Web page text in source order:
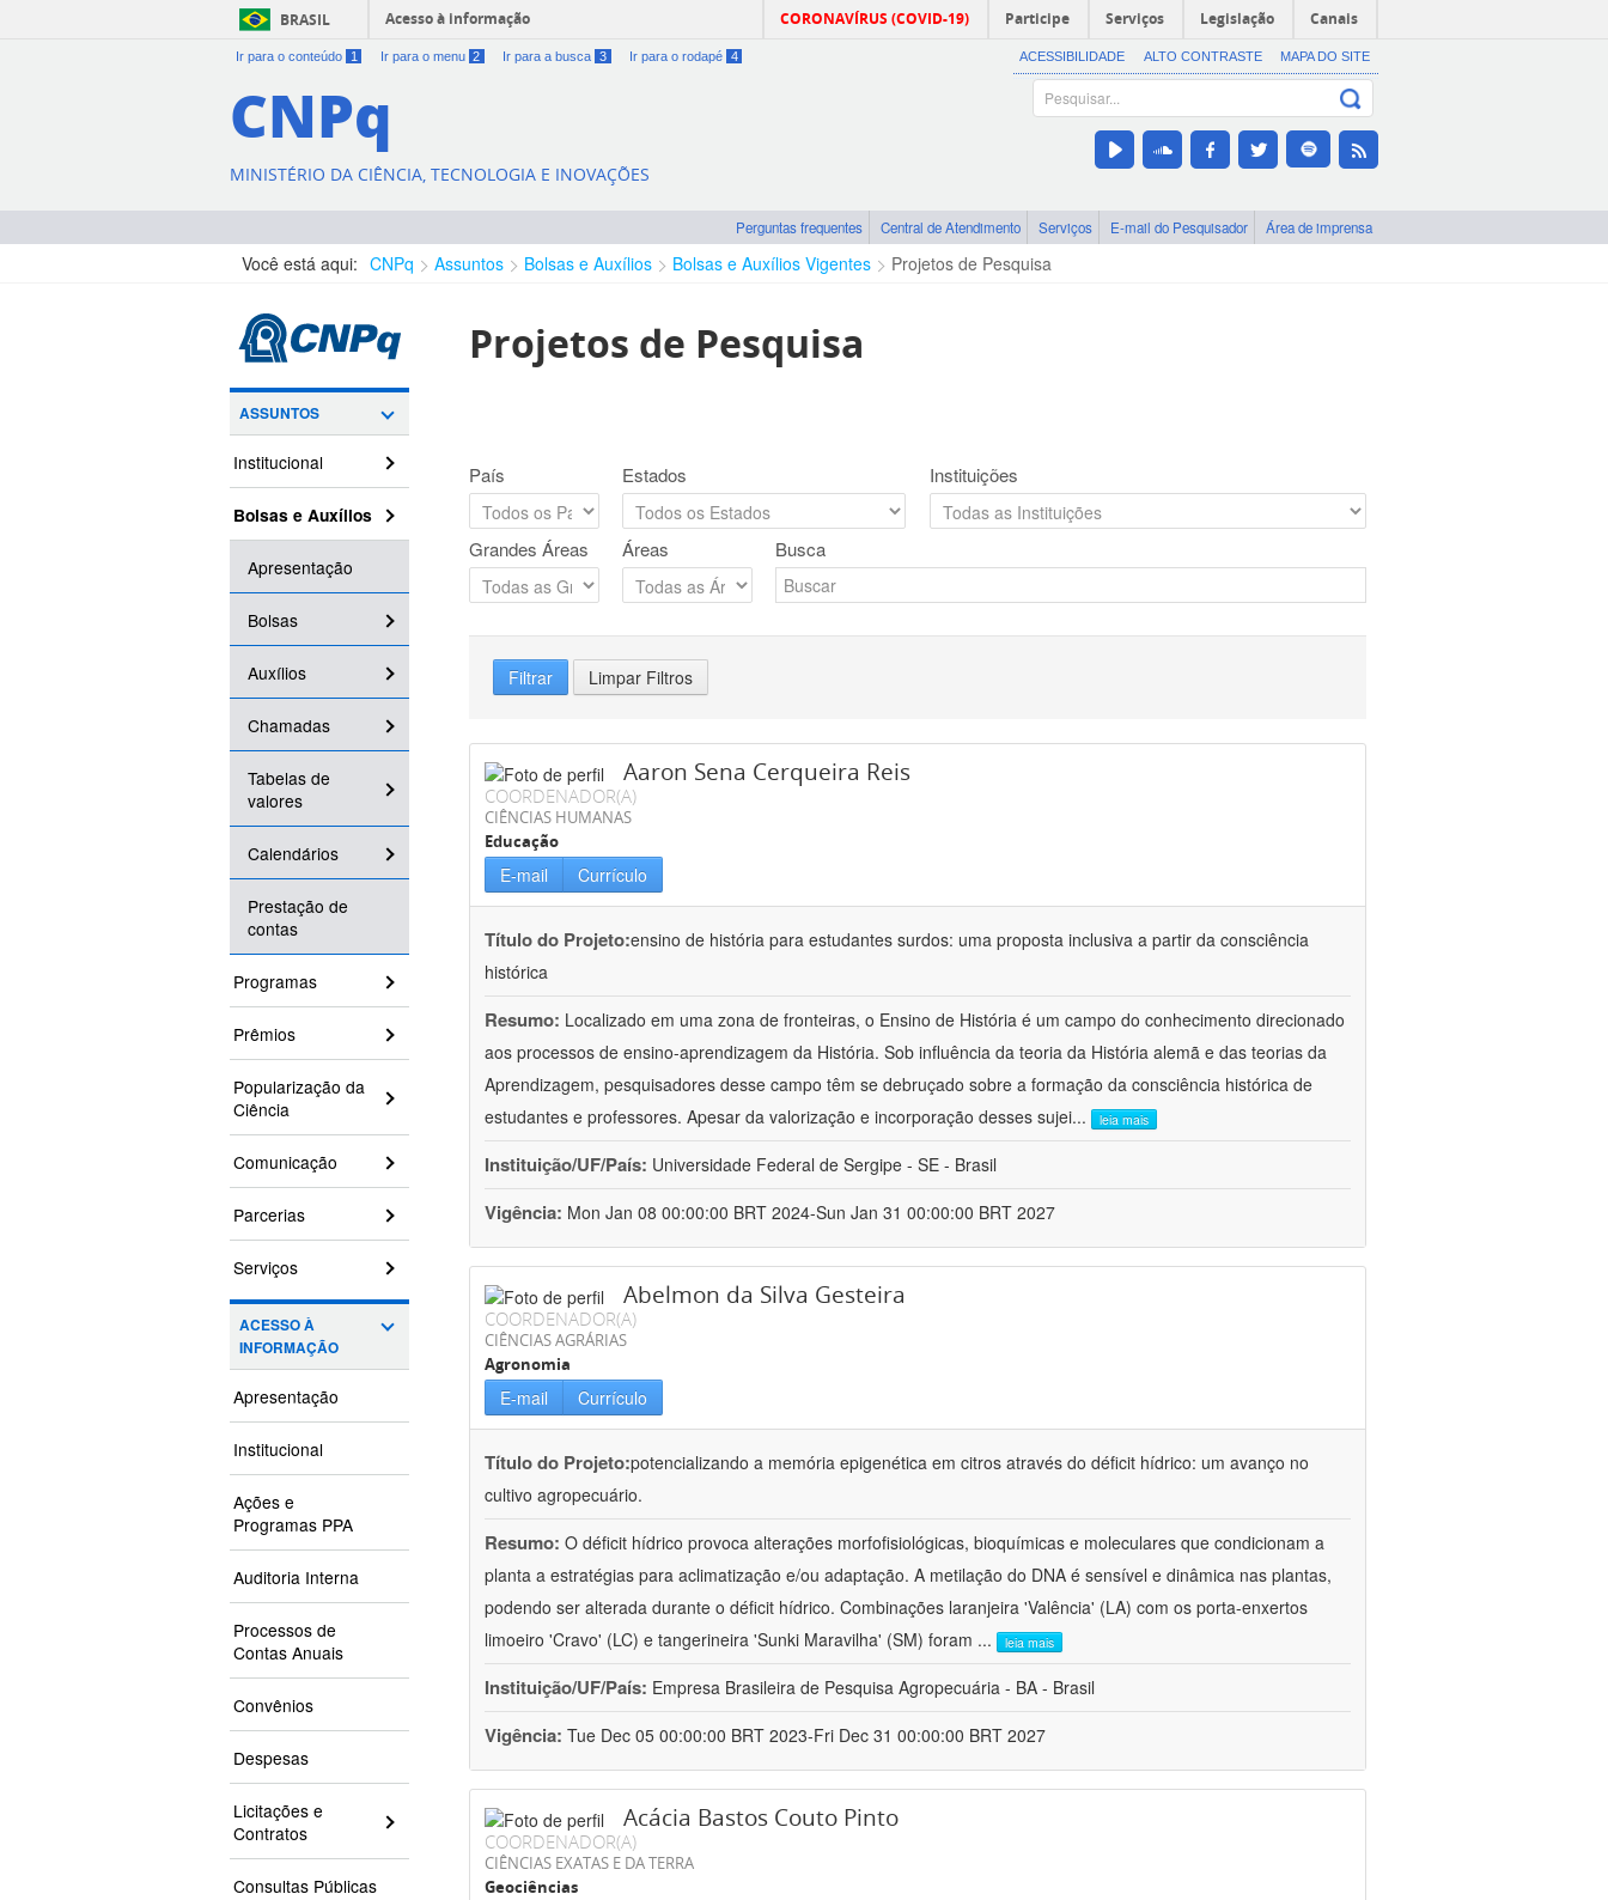
BRASIL Acesso à informação CORONAVÍRUS (COVID-19) Participe Serviços Legislação Canais
Ir para o conteúdo 1 Ir para o menu 2 Ir para a busca 3 Ir para o rodapé 4 ACESSIBILIDADE ALTO CONTRASTE MAPA DO SITE
CNPq
MINISTÉRIO DA CIÊNCIA, TECNOLOGIA E INOVAÇÕES
Perguntas frequentes Central de Atendimento Serviços E-mail do Pesquisador Área de imprensa
Você está aqui: CNPq Assuntos Bolsas e Auxílios Bolsas e Auxílios Vigentes Projetos de Pesquisa
ASSUNTOS
Institucional
Bolsas e Auxílios
Apresentação
Bolsas
Auxílios
Chamadas
Tabelas de
valores
Calendários
Prestação de
contas
Programas
Prêmios
Popularização da
Ciência
Comunicação
Parcerias
Serviços
ACESSO À
INFORMAÇÃO
Apresentação
Institucional
Ações e
Programas PPA
Auditoria Interna
Processos de
Contas Anuais
Convênios
Despesas
Licitações e
Contratos
Consultas Públicas
Projetos de Pesquisa
País Estados Instituições
Grandes Áreas Áreas Busca
Filtrar Limpar Filtros
Aaron Sena Cerqueira Reis
COORDENADOR(A)
CIÊNCIAS HUMANAS
Educação
E-mail Currículo
Título do Projeto:ensino de história para estudantes surdos: uma proposta inclusiva a partir da consciência
histórica
Resumo: Localizado em uma zona de fronteiras, o Ensino de História é um campo do conhecimento direcionado
aos processos de ensino-aprendizagem da História. Sob influência da teoria da História alemã e das teorias da
Aprendizagem, pesquisadores desse campo têm se debruçado sobre a formação da consciência histórica de
estudantes e professores. Apesar da valorização e incorporação desses sujei... leia mais
Instituição/UF/País: Universidade Federal de Sergipe - SE - Brasil
Vigência: Mon Jan 08 00:00:00 BRT 2024-Sun Jan 31 00:00:00 BRT 2027
Abelmon da Silva Gesteira
COORDENADOR(A)
CIÊNCIAS AGRÁRIAS
Agronomia
E-mail Currículo
Título do Projeto:potencializando a memória epigenética em citros através do déficit hídrico: um avanço no
cultivo agropecuário.
Resumo: O déficit hídrico provoca alterações morfofisiológicas, bioquímicas e moleculares que condicionam a
planta a estratégias para aclimatização e/ou adaptação. A metilação do DNA é sensível e dinâmica nas plantas,
podendo ser alterada durante o déficit hídrico. Combinações laranjeira 'Valência' (LA) com os porta-enxertos
limoeiro 'Cravo' (LC) e tangerineira 'Sunki Maravilha' (SM) foram ... leia mais
Instituição/UF/País: Empresa Brasileira de Pesquisa Agropecuária - BA - Brasil
Vigência: Tue Dec 05 00:00:00 BRT 2023-Fri Dec 31 00:00:00 BRT 2027
Acácia Bastos Couto Pinto
COORDENADOR(A)
CIÊNCIAS EXATAS E DA TERRA
Geociências